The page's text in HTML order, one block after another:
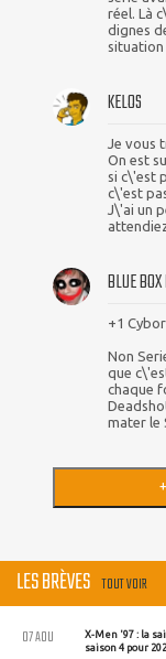
réel. Là
dignes
KELOS
Je vous
On est
si c\'est
c\'est
J\'ai un
BLUE
+1
Non
que
chaque
mater le
+
LES BRÈVES TOUT VOIR
X-Men '97 : la
saison 4 pour
07 AOU